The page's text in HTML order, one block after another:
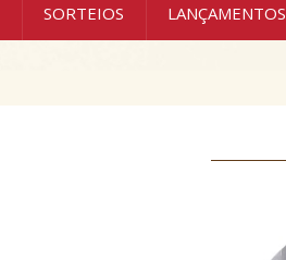
SORTEIOS LANÇAMENTOS